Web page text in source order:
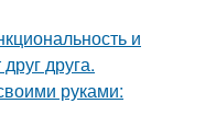
и
друга.
руками: